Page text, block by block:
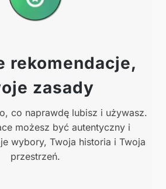
rekomendacje,
zasady
co naprawdę lubisz i używasz.
możesz być autentyczny i
wybory, Twoja historia i Twoja
przestrzeń.